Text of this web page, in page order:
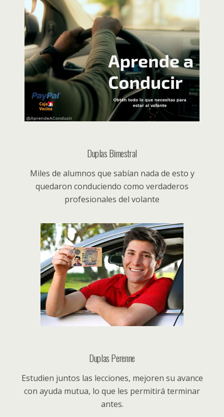
Duplas Bimestral
Miles de alumnos que sabían nada de esto y
quedaron conduciendo como verdaderos
profesionales del volante
Duplas Perenne
Estudien juntos las lecciones, mejoren su avance
con ayuda mutua, lo que les permitirá terminar
antes.